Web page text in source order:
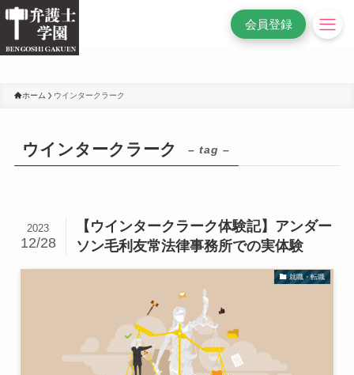
/* 変更前*/
会員登録
ホーム ウインタークラーク
ウインタークラーク – tag –
【ウインタークラーク体験記】アンダー
ソン毛利友常法律事務所での実体験
2023
12/28
就職・転職